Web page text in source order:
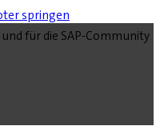
springen
für die SAP-Community